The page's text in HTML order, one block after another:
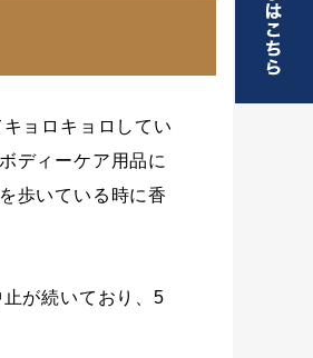
ョロキョロしてい
ディーケア用品に
歩いている時に香
が続いており、5